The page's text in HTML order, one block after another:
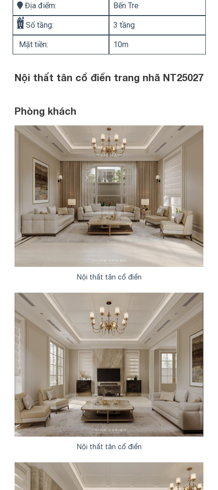
Địa điểm: Bến Tre
Số tầng: 3 tầng
Mặt tiền: 10m
Nội thất tân cổ điển trang nhã NT25027
Phòng khách
Nội thất tân cổ điển
Nội thất tân cổ điển